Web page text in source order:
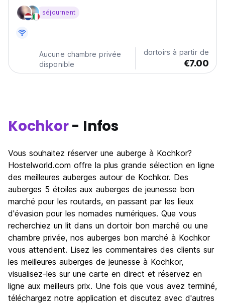
séjournent
Aucune chambre privée
disponible
dortoirs à partir de
€7.00
Kochkor- Infos
Vous souhaitez réserver une auberge à Kochkor?
Hostelworld.com offre la plus grande sélection en ligne
des meilleures auberges autour de Kochkor. Des
auberges 5 étoiles aux auberges de jeunesse bon
marché pour les routards, en passant par les lieux
d'évasion pour les nomades numériques. Que vous
recherchiez un lit dans un dortoir bon marché ou une
chambre privée, nos auberges bon marché à Kochkor
vous attendent. Lisez les commentaires des clients sur
les meilleures auberges de jeunesse à Kochkor,
visualisez-les sur une carte en direct et réservez en
ligne aux meilleurs prix. Une fois que vous avez terminé,
téléchargez notre application et discutez avec d'autres